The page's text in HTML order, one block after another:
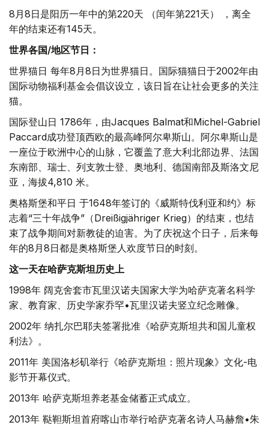
8月8日是阳历一年中的第220天 （闰年第221天） ，离全
年的结束还有145天。
世界各国/地区节日：
世界猫日 每年8月8日为世界猫日。国际猫猫日于2002年由
国际动物福利基金会倡议设立，该日旨在让社会更多的关注
猫。
国际登山日 1786年，由Jacques Balmat和Michel-Gabriel
Paccard成功登顶西欧的最高峰阿尔卑斯山。阿尔卑斯山是
一座位于欧洲中心的山脉，它覆盖了意大利北部边界、法国
东南部、瑞士、列支敦士登、奥地利、德国南部及斯洛文尼
亚，海拔4,810 米。
奥格斯堡和平日 于1648年签订的《威斯特伐利亚和约》标
志着“三十年战争”（Dreißigjähriger Krieg）的结束，也结
束了战争期间对新教徒的迫害。为了庆祝这个日子，后来每
年的8月8日都是奥格斯堡人欢度节日的时刻。
这一天在哈萨克斯坦历史上
1998年 阔克舍套市瓦里汉诺夫国家大学为哈萨克著名科学
家、教育家、历史学家乔罕•瓦里汉诺夫竖立纪念雕像。
2002年 纳扎尔巴耶夫签署批准《哈萨克斯坦共和国儿童权
利法》。
2011年 美国洛杉矶举行《哈萨克斯坦：照片现象》文化-电
影节开幕仪式。
2013年 哈萨克斯坦养老基金储蓄正式成立。
2013年 鞑靼斯坦首府喀山市举行哈萨克著名诗人马赫詹•朱